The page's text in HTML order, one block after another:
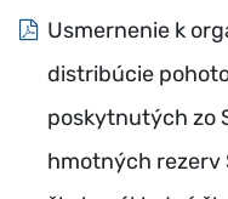
Usmernenie k
distribúcie
poskytnutých zo
hmotných rezerv